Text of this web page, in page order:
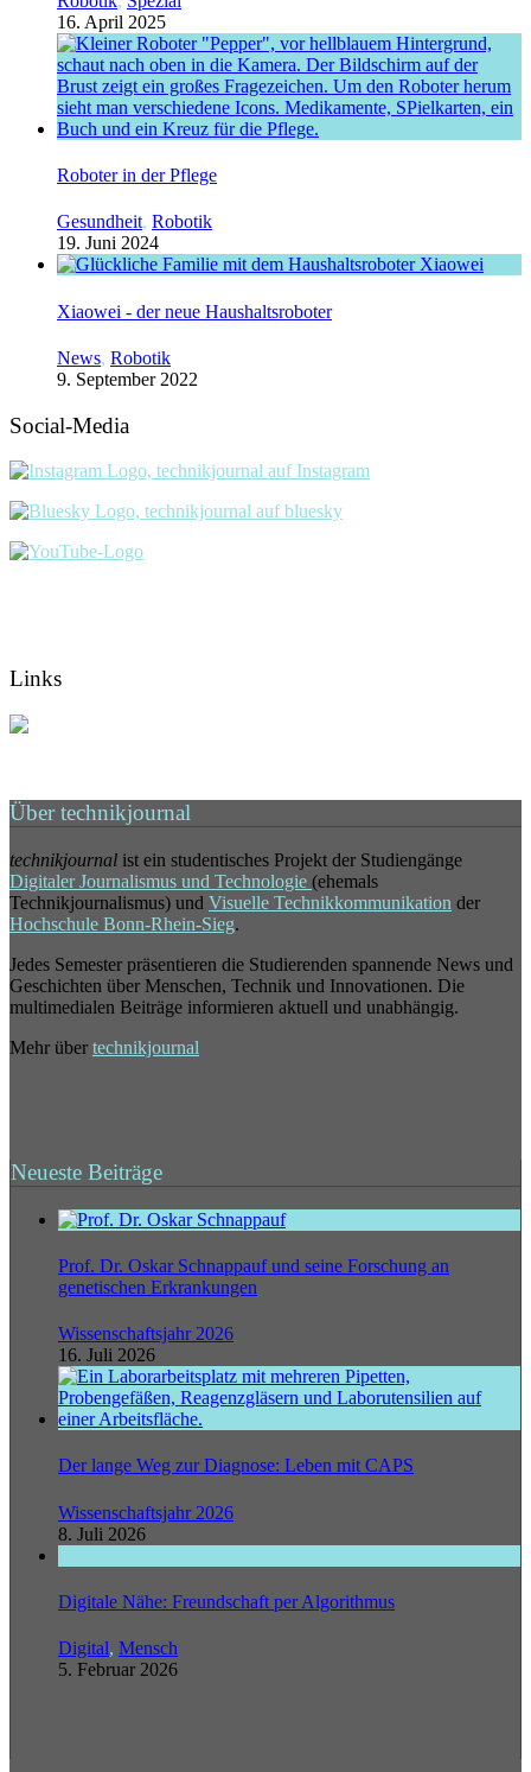
16. April 2025
Roboter in der Pflege
Gesundheit, Robotik
19. Juni 2024
Xiaowei - der neue Haushaltsroboter
News, Robotik
9. September 2022
Social-Media
Links
Über technikjournal
technikjournal ist ein studentisches Projekt der Studiengänge
Digitaler Journalismus und Technologie (ehemals
Technikjournalismus) und Visuelle Technikkommunikation der
Hochschule Bonn-Rhein-Sieg.
Jedes Semester präsentieren die Studierenden spannende News und
Geschichten über Menschen, Technik und Innovationen. Die
multimedialen Beiträge informieren aktuell und unabhängig.
Mehr über technikjournal
Neueste Beiträge
Prof. Dr. Oskar Schnappauf und seine Forschung an
genetischen Erkrankungen
Wissenschaftsjahr 2026
16. Juli 2026
Der lange Weg zur Diagnose: Leben mit CAPS
Wissenschaftsjahr 2026
8. Juli 2026
Digitale Nähe: Freundschaft per Algorithmus
Digital, Mensch
5. Februar 2026